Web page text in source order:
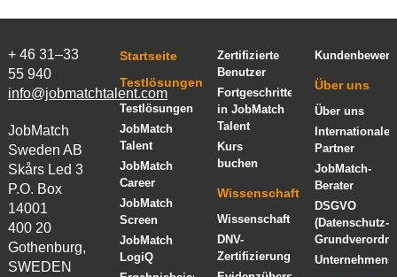
+ 46 31–33
55 940
info@jobmatchtalent.com
JobMatch
Sweden AB
Skårs Led 3
P.O. Box
14001
400 20
Gothenburg,
SWEDEN
Startseite
Testlösungen
Testlösungen
JobMatch
Talent
JobMatch
Career
JobMatch
Screen
JobMatch
LogiQ
Zertifizierte
Benutzer
Fortgeschrittenenkurs
in JobMatch
Talent
Kurs
buchen
Wissenschaft
Wissenschaft
DNV-
Zertifizierung
Über uns
Über uns
Internationale
Partner
JobMatch-
Berater
DSGVO
(Datenschutz-